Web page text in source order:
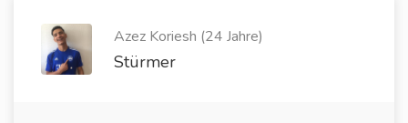
Azez Koriesh (24 Jahre)
Stürmer